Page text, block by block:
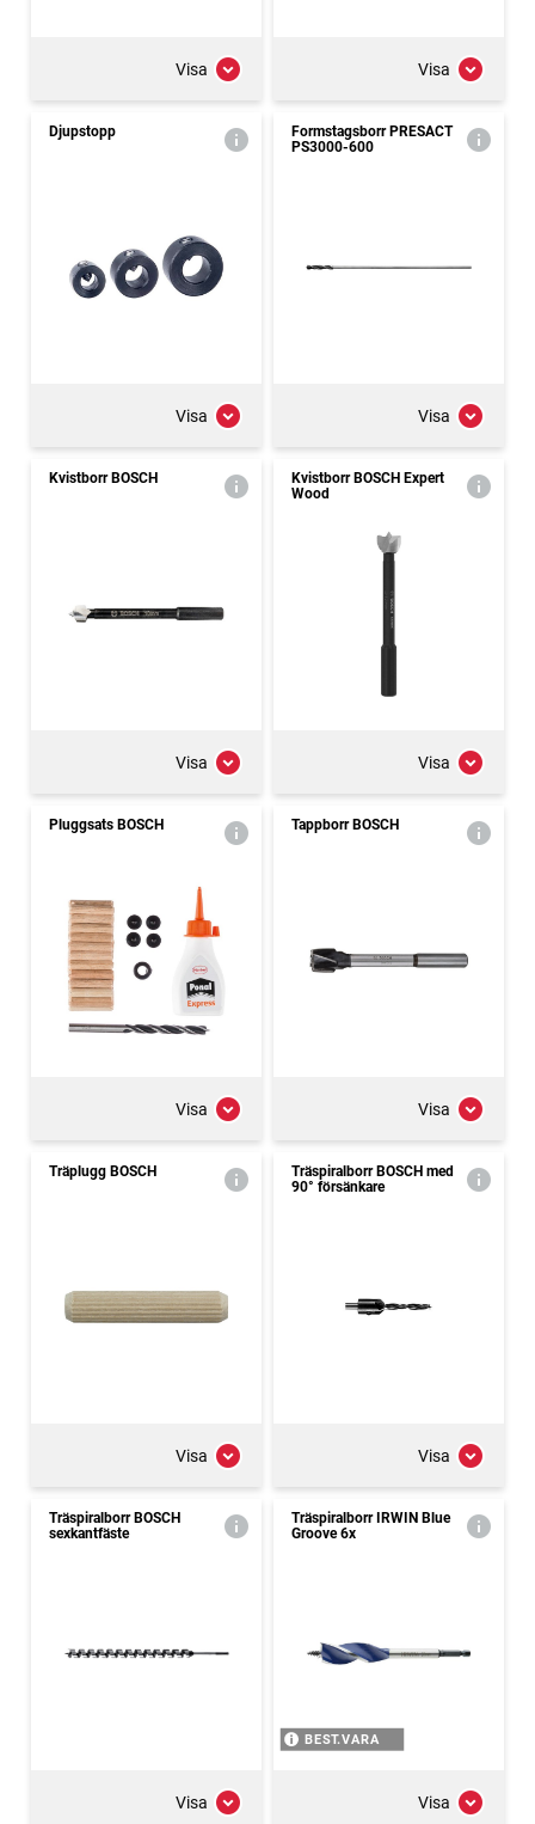
Visa Visa
Djupstopp
Visa
Formstagsborr PRESACT
PS3000-600
Visa
Kvistborr BOSCH
Visa
Kvistborr BOSCH Expert
Wood
Visa
Pluggsats BOSCH
Visa
Tappborr BOSCH
Visa
Träplugg BOSCH
Visa
Träspiralborr BOSCH med
90° försänkare
Visa
Träspiralborr BOSCH
sexkantfäste
Visa
Träspiralborr IRWIN Blue
Groove 6x
BEST.VARA
Visa